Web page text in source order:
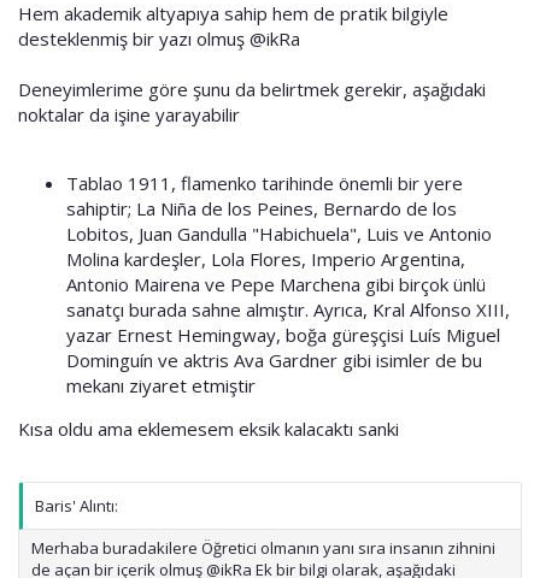
Hem akademik altyapıya sahip hem de pratik bilgiyle
desteklenmiş bir yazı olmuş @ikRa
Deneyimlerime göre şunu da belirtmek gerekir, aşağıdaki
noktalar da işine yarayabilir
Tablao 1911, flamenko tarihinde önemli bir yere
sahiptir; La Niña de los Peines, Bernardo de los
Lobitos, Juan Gandulla "Habichuela", Luis ve Antonio
Molina kardeşler, Lola Flores, Imperio Argentina,
Antonio Mairena ve Pepe Marchena gibi birçok ünlü
sanatçı burada sahne almıştır. Ayrıca, Kral Alfonso XIII,
yazar Ernest Hemingway, boğa güreşçisi Luís Miguel
Dominguín ve aktris Ava Gardner gibi isimler de bu
mekanı ziyaret etmiştir
Kısa oldu ama eklemesem eksik kalacaktı sanki
Baris' Alıntı:
Merhaba buradakilere Öğretici olmanın yanı sıra insanın zihnini
de açan bir içerik olmuş @ikRa Ek bir bilgi olarak, aşağıdaki